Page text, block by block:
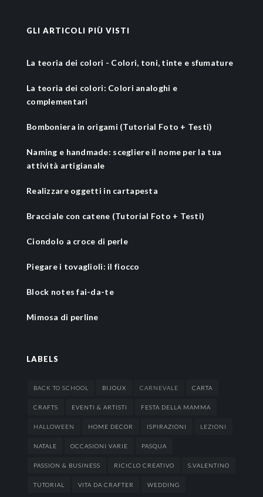
GLI ARTICOLI PIÙ VISTI
La teoria dei colori - Colori, toni, tinte e sfumature
La teoria dei colori: Colori analoghi e
complementari
Bomboniera in origami (Tutorial Foto + Testi)
Naming e handmade: scegliere il nome per la tua
attività artigianale
Realizzare oggetti in cartapesta
Bracciale con catene (Tutorial Foto + Testi)
Ciondolo a croce di perle
Piegare i tovaglioli: il fiocco
Block notes fai-da-te
Mimosa di perline
LABELS
BACK TO SCHOOL BIJOUX CARNEVALE CARTA
CRAFTS EVENTI & ARTISTI FESTA DELLA MAMMA
HALLOWEEN HOME DECOR ISPIRAZIONI LEZIONI
NATALE OCCASIONI VARIE PASQUA
PASSION & BUSINESS RICICLO CREATIVO S.VALENTINO
TUTORIAL VITA DA CRAFTER WEDDING